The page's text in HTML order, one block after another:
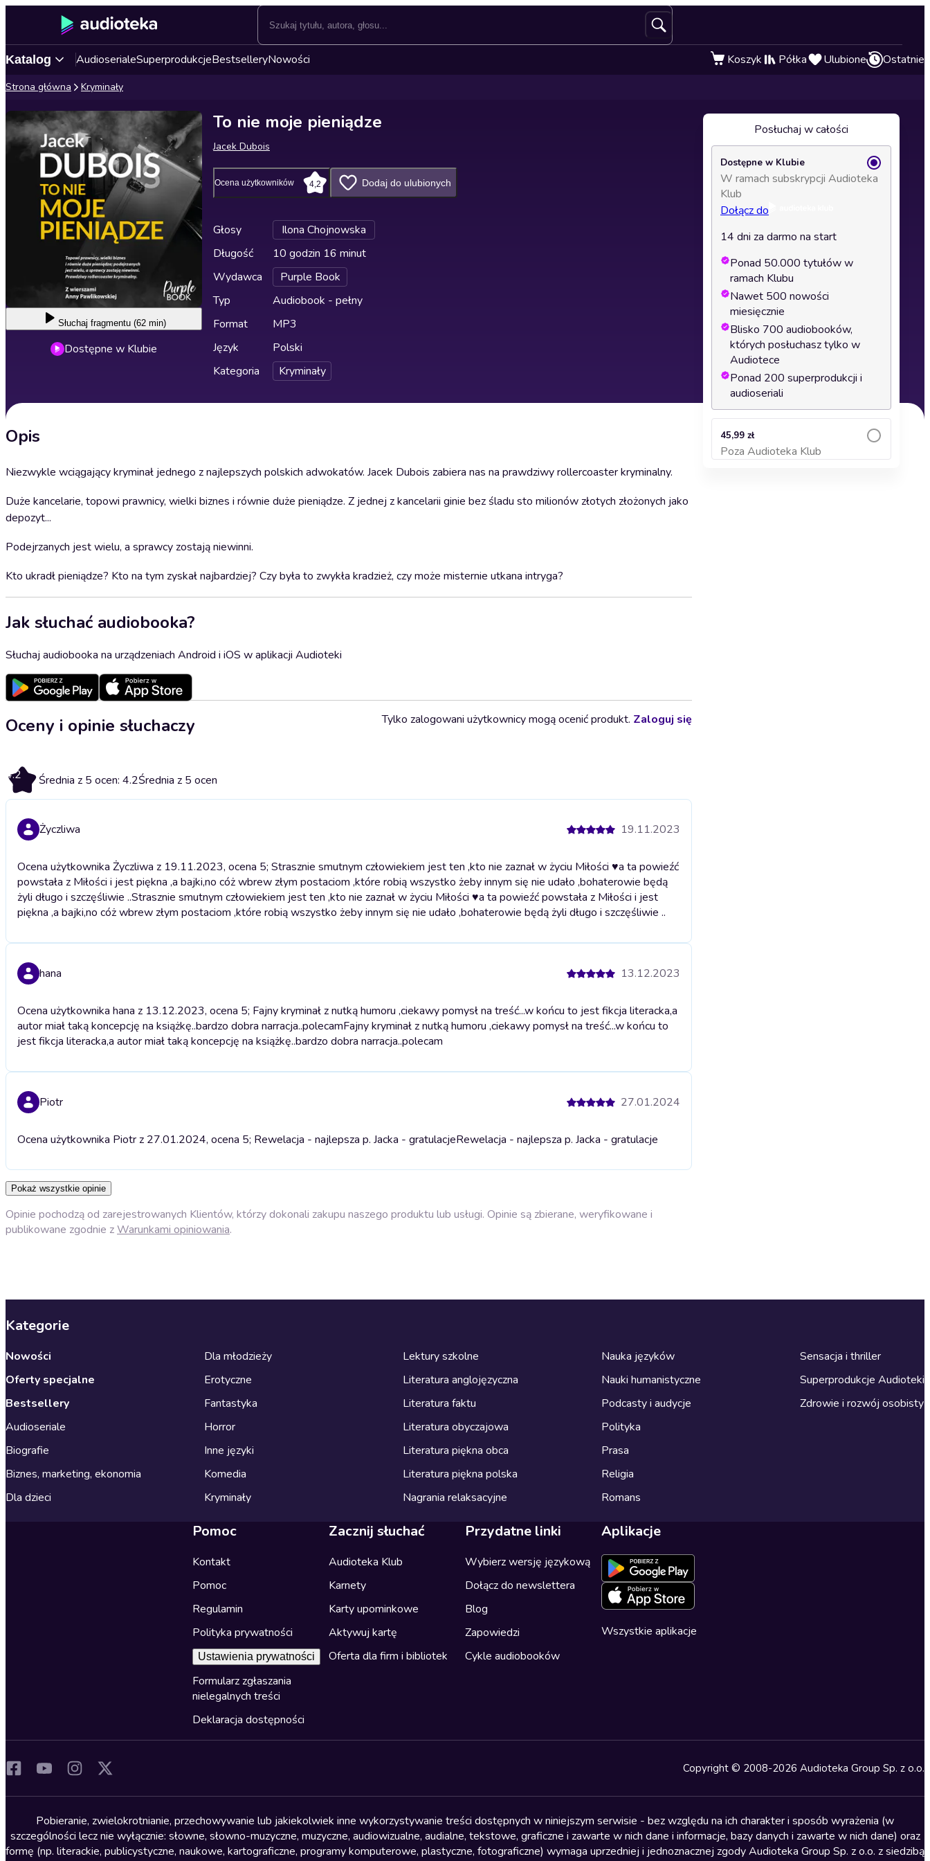
Katalog AudioserialeSuperprodukcjeBestselleryNowości Koszyk Półka Ulubione Ostatnie
Strona główna Kryminały
Słuchaj fragmentu (62 min)
Dostępne w Klubie
To nie moje pieniądze
Jacek Dubois
Ocena użytkowników 4,2 Dodaj do ulubionych
Głosy
Ilona Chojnowska
Długość
10 godzin 16 minut
Wydawca
Purple Book
Typ
Audiobook - pełny
Format
MP3
Język
Polski
Kategoria
Kryminały
Opis
Niezwykle wciągający kryminał jednego z najlepszych polskich adwokatów. Jacek Dubois zabiera nas na prawdziwy rollercoaster kryminalny.
Duże kancelarie, topowi prawnicy, wielki biznes i równie duże pieniądze. Z jednej z kancelarii ginie bez śladu sto milionów złotych złożonych jako
depozyt...
Podejrzanych jest wielu, a sprawcy zostają niewinni.
Kto ukradł pieniądze? Kto na tym zyskał najbardziej? Czy była to zwykła kradzież, czy może misternie utkana intryga?
Jak słuchać audiobooka?
Słuchaj audiobooka na urządzeniach Android i iOS w aplikacji Audioteki
Oceny i opinie słuchaczy
4.2 Średnia z 5 ocen: 4.2Średnia z 5 ocen
Tylko zalogowani użytkownicy mogą ocenić produkt. Zaloguj się
Życzliwa 19.11.2023
Ocena użytkownika Życzliwa z 19.11.2023, ocena 5; Strasznie smutnym człowiekiem jest ten ,kto nie zaznał w życiu Miłości ♥️a ta powieźć
powstała z Miłości i jest piękna ,a bajki,no cóż wbrew złym postaciom ,które robią wszystko żeby innym się nie udało ,bohaterowie będą
żyli długo i szczęśliwie ..Strasznie smutnym człowiekiem jest ten ,kto nie zaznał w życiu Miłości ♥️a ta powieźć powstała z Miłości i jest
piękna ,a bajki,no cóż wbrew złym postaciom ,które robią wszystko żeby innym się nie udało ,bohaterowie będą żyli długo i szczęśliwie ..
hana 13.12.2023
Ocena użytkownika hana z 13.12.2023, ocena 5; Fajny kryminał z nutką humoru ,ciekawy pomysł na treść...w końcu to jest fikcja literacka,a
autor miał taką koncepcję na książkę..bardzo dobra narracja..polecamFajny kryminał z nutką humoru ,ciekawy pomysł na treść...w końcu to
jest fikcja literacka,a autor miał taką koncepcję na książkę..bardzo dobra narracja..polecam
Piotr 27.01.2024
Ocena użytkownika Piotr z 27.01.2024, ocena 5; Rewelacja - najlepsza p. Jacka - gratulacjeRewelacja - najlepsza p. Jacka - gratulacje
Pokaż wszystkie opinie
Opinie pochodzą od zarejestrowanych Klientów, którzy dokonali zakupu naszego produktu lub usługi. Opinie są zbierane, weryfikowane i
publikowane zgodnie zWarunkami opiniowania.
Posłuchaj w całości
Dostępne w Klubie
W ramach subskrypcji Audioteka
Klub
Dołącz do
14 dni za darmo na start
Ponad 50.000 tytułów w
ramach Klubu
Nawet 500 nowości
miesięcznie
Blisko 700 audiobooków,
których posłuchasz tylko w
Audiotece
Ponad 200 superprodukcji i
audioseriali
45,99 zł
Poza Audioteka Klub
Dodaj do koszyka
Kategorie
Nowości
Oferty specjalne
Bestsellery
Audioseriale
Biografie
Biznes, marketing, ekonomia
Dla dzieci
Dla młodzieży
Erotyczne
Fantastyka
Horror
Inne języki
Komedia
Kryminały
Lektury szkolne
Literatura anglojęzyczna
Literatura faktu
Literatura obyczajowa
Literatura piękna obca
Literatura piękna polska
Nagrania relaksacyjne
Nauka języków
Nauki humanistyczne
Podcasty i audycje
Polityka
Prasa
Religia
Romans
Sensacja i thriller
Superprodukcje Audioteki
Zdrowie i rozwój osobisty
Pomoc
Kontakt
Pomoc
Regulamin
Polityka prywatności
Ustawienia prywatności
Formularz zgłaszania
nielegalnych treści
Deklaracja dostępności
Zacznij słuchać
Audioteka Klub
Karnety
Karty upominkowe
Aktywuj kartę
Oferta dla firm i bibliotek
Przydatne linki
Wybierz wersję językową
Dołącz do newslettera
Blog
Zapowiedzi
Cykle audiobooków
Aplikacje
Wszystkie aplikacje
Copyright © 2008-2026 Audioteka Group Sp. z o.o.
Pobieranie, zwielokrotnianie, przechowywanie lub jakiekolwiek inne wykorzystywanie treści dostępnych w niniejszym serwisie - bez względu na ich charakter i sposób wyrażenia (w
szczególności lecz nie wyłącznie: słowne, słowno-muzyczne, muzyczne, audiowizualne, audialne, tekstowe, graficzne i zawarte w nich dane i informacje, bazy danych i zawarte w nich dane) oraz
formę (np. literackie, publicystyczne, naukowe, kartograficzne, programy komputerowe, plastyczne, fotograficzne) wymaga uprzedniej i jednoznacznej zgody Audioteka Group Sp. z o.o. z siedzibą